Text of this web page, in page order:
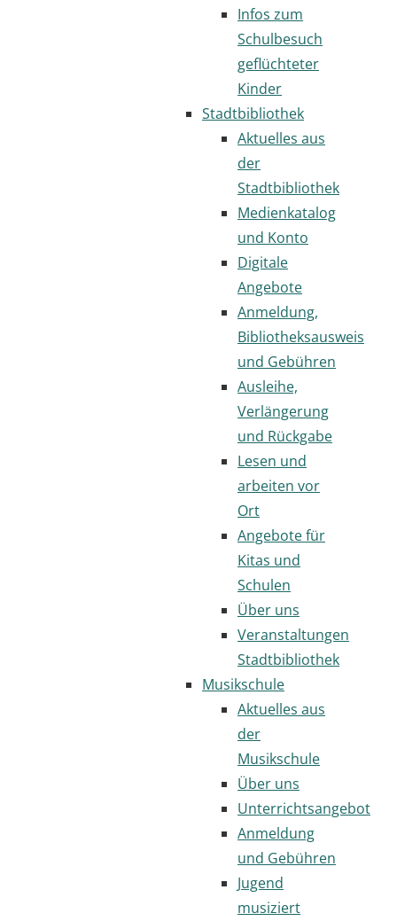
Infos zum
Schulbesuch
geflüchteter
Kinder
Stadtbibliothek
Aktuelles aus
der
Stadtbibliothek
Medienkatalog
und Konto
Digitale
Angebote
Anmeldung,
Bibliotheksausweis
und Gebühren
Ausleihe,
Verlängerung
und Rückgabe
Lesen und
arbeiten vor
Ort
Angebote für
Kitas und
Schulen
Über uns
Veranstaltungen
Stadtbibliothek
Musikschule
Aktuelles aus
der
Musikschule
Über uns
Unterrichtsangebot
Anmeldung
und Gebühren
Jugend
musiziert